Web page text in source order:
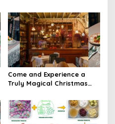
Khusus TNI
Come and Experience a
Truly Magical Christmas
Bali – Visit
christmasdinnerbali.com